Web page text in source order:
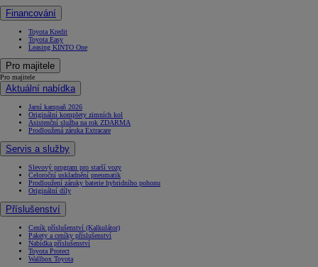
Financování
Toyota Kredit
Toyota Easy
Leasing KINTO One
Pro majitele
Pro majitele
Aktuální nabídka
Jarní kampaň 2026
Originální komplety zimních kol
Asistenční služba na rok ZDARMA
Prodloužená záruka Extracare
Servis a služby
Slevový program pro starší vozy
Celoroční uskladnění pneumatik
Prodloužení záruky baterie hybridního pohonu
Originální díly
Příslušenství
Ceník příslušenství (Kalkulátor)
Pakety a ceníky příslušenství
Nabídka příslušenství
Toyota Protect
Wallbox Toyota